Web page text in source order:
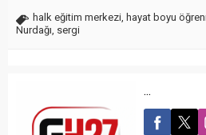
halk eğitim merkezi, hayat boyu
Nurdağı, sergi
...